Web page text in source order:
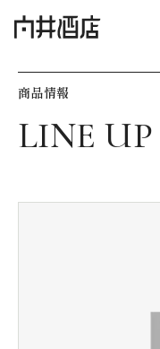
飲
お気に入
商品情報